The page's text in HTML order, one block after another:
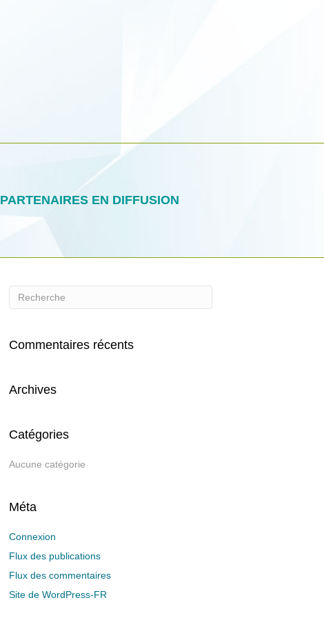
PARTENAIRES EN DIFFUSION
Commentaires récents
Archives
Catégories
Aucune catégorie
Méta
Connexion
Flux des publications
Flux des commentaires
Site de WordPress-FR